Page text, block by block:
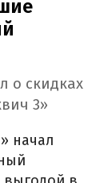
о скидках
3»
начал